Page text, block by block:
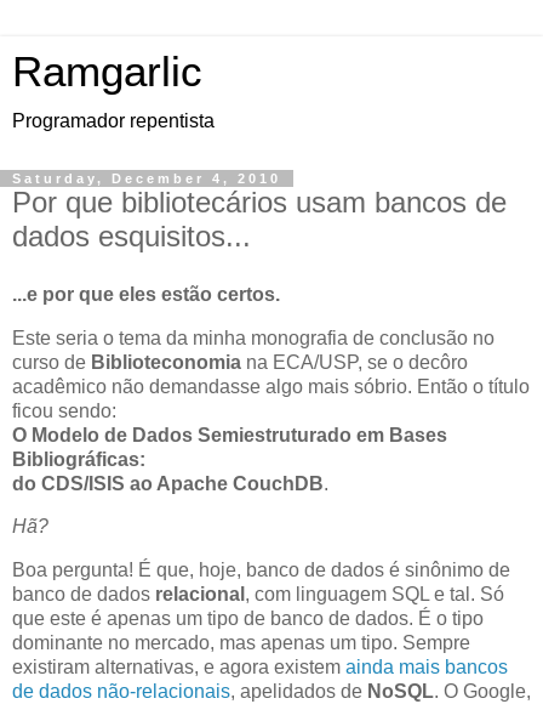
Ramgarlic
Programador repentista
Saturday, December 4, 2010
Por que bibliotecários usam bancos de
dados esquisitos...
...e por que eles estão certos.
Este seria o tema da minha monografia de conclusão no
curso de Biblioteconomia na ECA/USP, se o decôro
acadêmico não demandasse algo mais sóbrio. Então o título
ficou sendo:
O Modelo de Dados Semiestruturado em Bases
Bibliográficas:
do CDS/ISIS ao Apache CouchDB.
Hã?
Boa pergunta! É que, hoje, banco de dados é sinônimo de
banco de dados relacional , com linguagem SQL e tal. Só
que este é apenas um tipo de banco de dados. É o tipo
dominante no mercado, mas apenas um tipo. Sempre
existiram alternativas, e agora existem ainda mais bancos
de dados não-relacionais, apelidados de NoSQL. O Google,